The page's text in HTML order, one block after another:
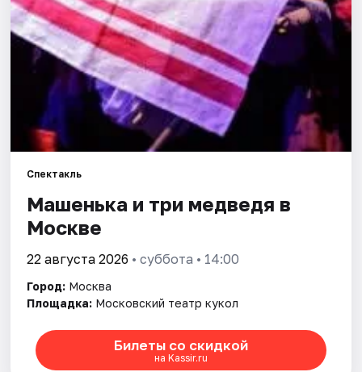
Рейтинги
Спектакль
Машенька и три медведя в
Москве
22 августа 2026 • суббота • 14:00
Город: Москва
Площадка: Московский театр кукол
Билеты со скидкой
на Kassir.ru